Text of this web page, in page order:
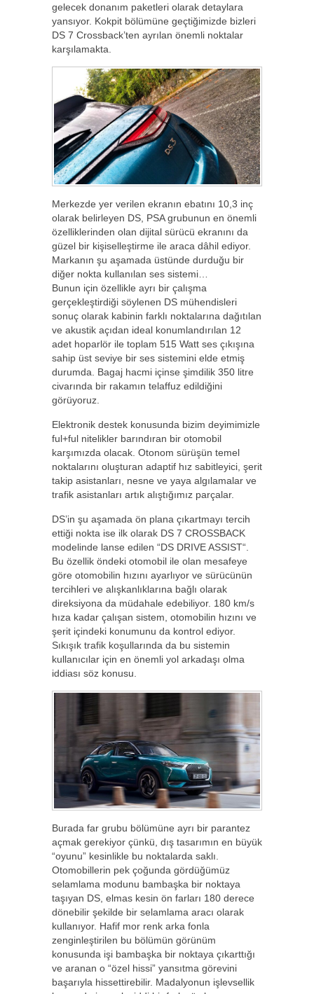
gelecek donanım paketleri olarak detaylara
yansıyor. Kokpit bölümüne geçtiğimizde bizleri
DS 7 Crossback’ten ayrılan önemli noktalar
karşılamakta.
Merkezde yer verilen ekranın ebatını 10,3 inç
olarak belirleyen DS, PSA grubunun en önemli
özelliklerinden olan dijital sürücü ekranını da
güzel bir kişiselleştirme ile araca dâhil ediyor.
Markanın şu aşamada üstünde durduğu bir
diğer nokta kullanılan ses sistemi…
Bunun için özellikle ayrı bir çalışma
gerçekleştirdiği söylenen DS mühendisleri
sonuç olarak kabinin farklı noktalarına dağıtılan
ve akustik açıdan ideal konumlandırılan 12
adet hoparlör ile toplam 515 Watt ses çıkışına
sahip üst seviye bir ses sistemini elde etmiş
durumda. Bagaj hacmi içinse şimdilik 350 litre
civarında bir rakamın telaffuz edildiğini
görüyoruz.
Elektronik destek konusunda bizim deyimimizle
ful+ful nitelikler barındıran bir otomobil
karşımızda olacak. Otonom sürüşün temel
noktalarını oluşturan adaptif hız sabitleyici, şerit
takip asistanları, nesne ve yaya algılamalar ve
trafik asistanları artık alıştığımız parçalar.
DS’in şu aşamada ön plana çıkartmayı tercih
ettiği nokta ise ilk olarak DS 7 CROSSBACK
modelinde lanse edilen “DS DRIVE ASSIST“.
Bu özellik öndeki otomobil ile olan mesafeye
göre otomobilin hızını ayarlıyor ve sürücünün
tercihleri ve alışkanlıklarına bağlı olarak
direksiyona da müdahale edebiliyor. 180 km/s
hıza kadar çalışan sistem, otomobilin hızını ve
şerit içindeki konumunu da kontrol ediyor.
Sıkışık trafik koşullarında da bu sistemin
kullanıcılar için en önemli yol arkadaşı olma
iddiası söz konusu.
Burada far grubu bölümüne ayrı bir parantez
açmak gerekiyor çünkü, dış tasarımın en büyük
“oyunu” kesinlikle bu noktalarda saklı.
Otomobillerin pek çoğunda gördüğümüz
selamlama modunu bambaşka bir noktaya
taşıyan DS, elmas kesin ön farları 180 derece
dönebilir şekilde bir selamlama aracı olarak
kullanıyor. Hafif mor renk arka fonla
zenginleştirilen bu bölümün görünüm
konusunda işi bambaşka bir noktaya çıkarttığı
ve aranan o “özel hissi” yansıtma görevini
başarıyla hissettirebilir. Madalyonun işlevsellik